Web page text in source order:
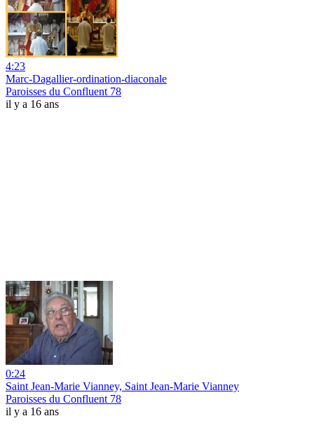
4:23
Marc-Dagallier-ordination-diaconale
Paroisses du Confluent 78
il y a 16 ans
0:24
Saint Jean-Marie Vianney, Saint Jean-Marie Vianney
Paroisses du Confluent 78
il y a 16 ans